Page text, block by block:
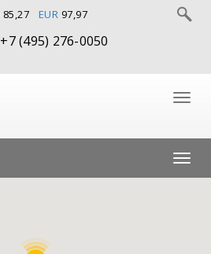
85,27 EUR 97,97
+7 (495) 276-0050